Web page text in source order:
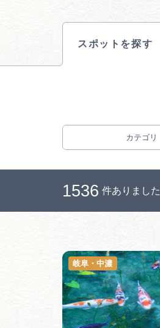
スポットを探す
カテゴリ
1536 件ありました
岐阜・中濃